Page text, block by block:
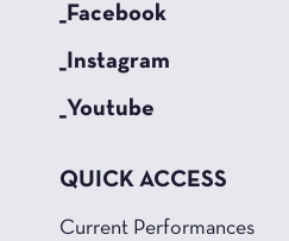
_Facebook
_Instagram
_Youtube
QUICK ACCESS
Current Performances